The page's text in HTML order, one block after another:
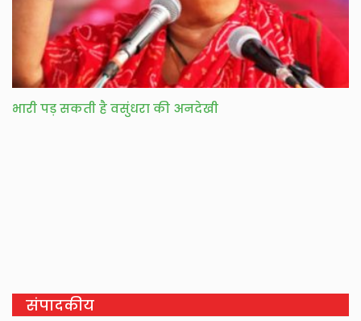
भारी पड़ सकती है वसुंधरा की अनदेखी
संपादकीय